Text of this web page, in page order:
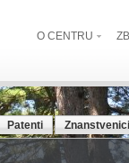
O CENTRU
Patenti